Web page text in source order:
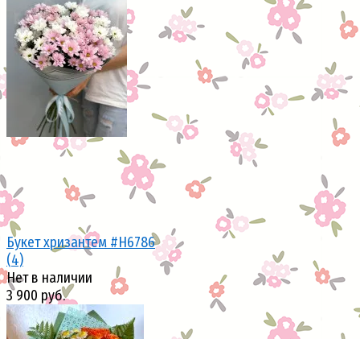
избранное сравнить
Букет хризантем #H6786
(4)
Нет в наличии
3 900 руб.